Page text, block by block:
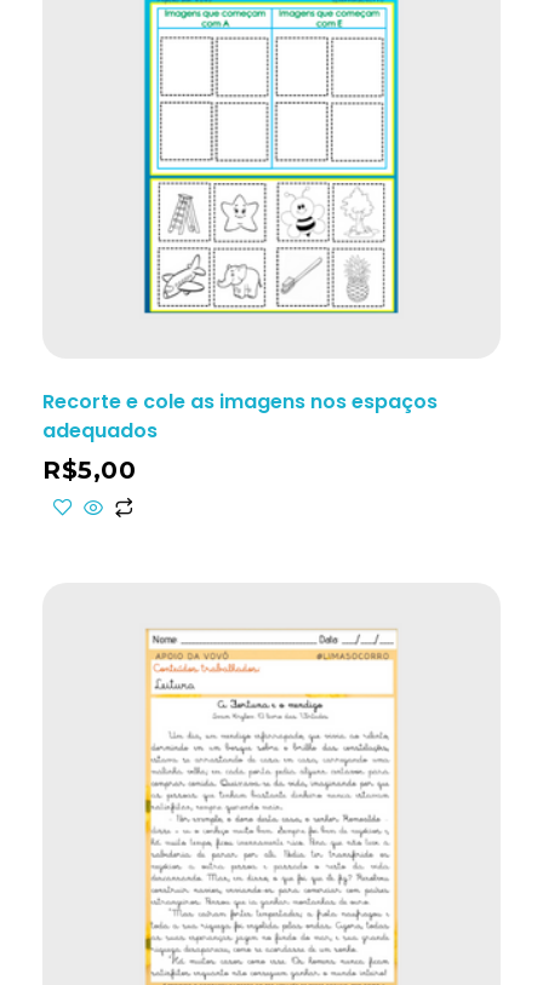
Recorte e cole as imagens nos espaços
adequados
R$5,00